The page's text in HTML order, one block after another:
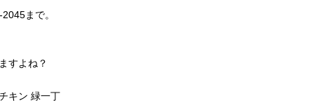
まで。
すよね？
キン 緑一丁